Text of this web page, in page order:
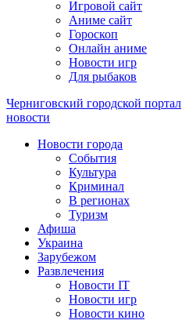
Игровой сайт
Аниме сайт
Гороскоп
Онлайн аниме
Новости игр
Для рыбаков
Черниговский городской портал
новости
Новости города
События
Культура
Криминал
В регионах
Туризм
Афиша
Украина
Зарубежом
Развлечения
Новости IT
Новости игр
Новости кино